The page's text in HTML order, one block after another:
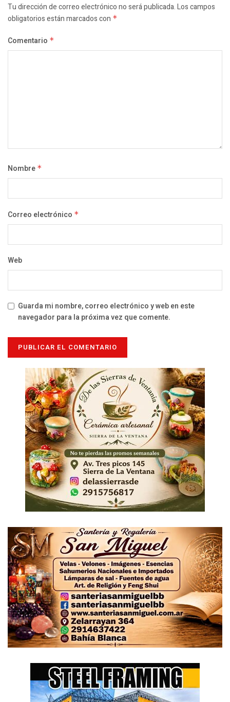
Tu dirección de correo electrónico no será publicada.Los campos
obligatorios están marcados con *
Comentario *
Nombre *
Correo electrónico *
Web
Guarda mi nombre, correo electrónico y web en este
navegador para la próxima vez que comente.